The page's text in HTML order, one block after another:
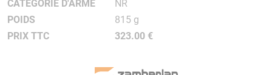
CATÉGORIE D'ARME
NR
POIDS
815 g
PRIX TTC
323.00 €